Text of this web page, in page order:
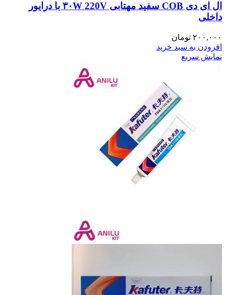
ال ای دی COB سفید مهتابی ۳۰W 220V با درایور
داخلی
۲۰۰,۰۰۰ تومان
افزودن به سبد خرید
نمایش سریع